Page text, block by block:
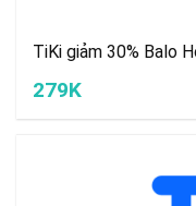
TiKi giảm 30% Balo
279K